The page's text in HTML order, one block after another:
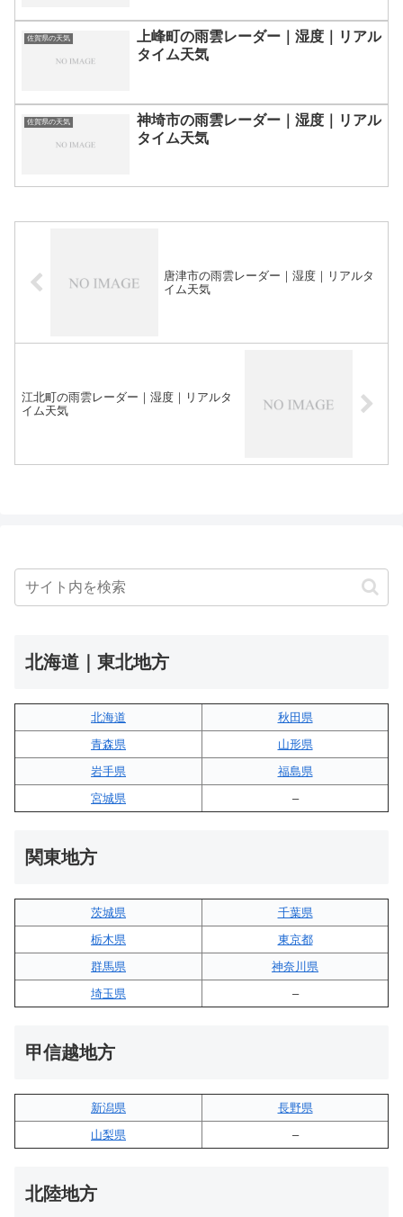
佐賀県の天気
上峰町の雨雲レーダー｜湿度｜リアル
タイム天気
佐賀県の天気
神埼市の雨雲レーダー｜湿度｜リアル
タイム天気
唐津市の雨雲レーダー｜湿度｜リアルタ
イム天気
江北町の雨雲レーダー｜湿度｜リアルタ
イム天気
北海道｜東北地方
北海道
秋田県
青森県
山形県
岩手県
福島県
宮城県
–
関東地方
茨城県
千葉県
栃木県
東京都
群馬県
神奈川県
埼玉県
–
甲信越地方
新潟県
長野県
山梨県
–
北陸地方